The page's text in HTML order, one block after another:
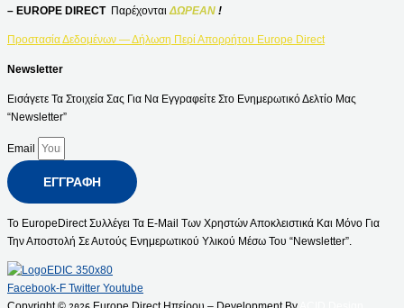
– EUROPE DIRECT Παρέχονται ΔΩΡΕΑΝ !
Προστασία Δεδομένων — Δήλωση Περί Απορρήτου Europe Direct
Newsletter
Εισάγετε Τα Στοιχεία Σας Για Να Εγγραφείτε Στο Ενημερωτικό Δελτίο Μας
“Newsletter”
Email
ΕΓΓΡΑΦΉ
Το EuropeDirect Συλλέγει Τα E-Mail Των Χρηστών Αποκλειστικά Και Μόνο Για
Την Αποστολή Σε Αυτούς Ενημερωτικού Υλικού Μέσω Του “Newsletter”.
Facebook-F Twitter Youtube